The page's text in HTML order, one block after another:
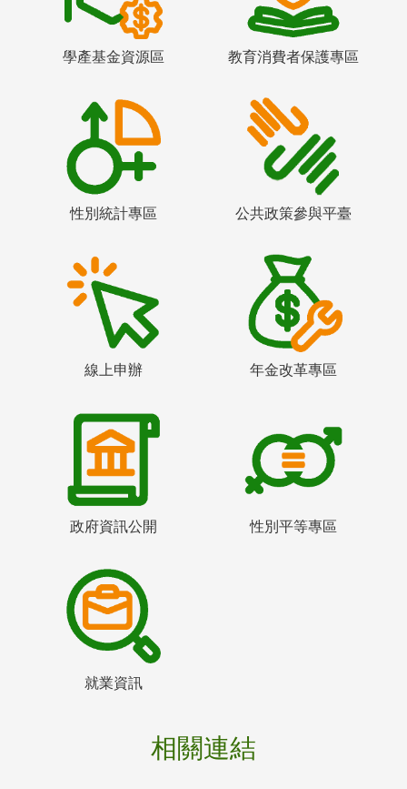
學產基金資源區 教育消費者保護專區
性別統計專區 公共政策參與平臺
線上申辦 年金改革專區
政府資訊公開 性別平等專區
就業資訊
相關連結